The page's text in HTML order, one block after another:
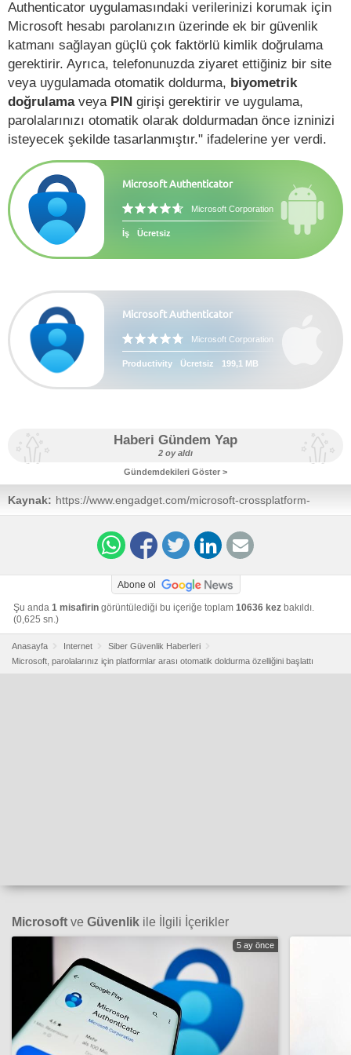
Authenticator uygulamasındaki verilerinizi korumak için
Microsoft hesabı parolanızın üzerinde ek bir güvenlik
katmanı sağlayan güçlü çok faktörlü kimlik doğrulama
gerektirir. Ayrıca, telefonunuzda ziyaret ettiğiniz bir site
veya uygulamada otomatik doldurma, biyometrik
doğrulamaveya PIN girişi gerektirir ve uygulama,
parolalarınızı otomatik olarak doldurmadan önce izninizi
isteyecek şekilde tasarlanmıştır." ifadelerine yer verdi.
Microsoft Authenticator
Microsoft Corporation
İş Ücretsiz
Microsoft Authenticator
Microsoft Corporation
Productivity Ücretsiz 199,1 MB
Haberi Gündem Yap
2 oy aldı
Gündemdekileri Göster >
Kaynak: https://www.engadget.com/microsoft-crossplatform-
password-autofill-100424834.html
Abone ol
Şu anda 1 misafirin görüntülediği bu içeriğe toplam 10636 kez bakıldı.
(0,625 sn.)
Anasayfa Internet
Siber Güvenlik Haberleri
Microsoft, parolalarınız için platformlar arası otomatik doldurma özelliğini başlattı
Microsoft ve Güvenlik ile İlgili İçerikler
5 ay önce